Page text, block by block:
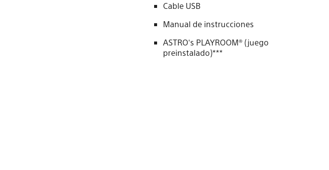
Cable USB
Manual de instrucciones
ASTRO's PLAYROOM® (juego
preinstalado)***